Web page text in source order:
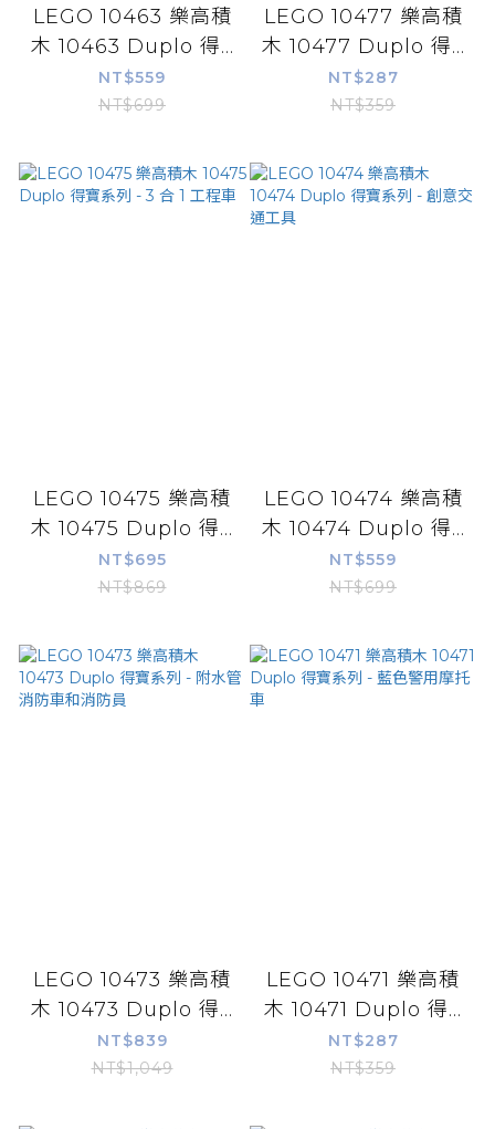
LEGO 10463 樂高積
木 10463 Duplo 得...
NT$559
NT$699
LEGO 10477 樂高積
木 10477 Duplo 得...
NT$287
NT$359
LEGO 10475 樂高積
木 10475 Duplo 得...
NT$695
NT$869
LEGO 10474 樂高積
木 10474 Duplo 得...
NT$559
NT$699
LEGO 10473 樂高積
木 10473 Duplo 得...
NT$839
NT$1,049
LEGO 10471 樂高積
木 10471 Duplo 得...
NT$287
NT$359